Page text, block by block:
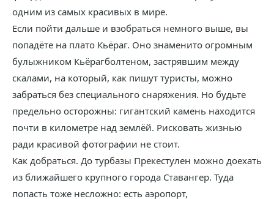
одним из самых красивых в мире.
Если пойти дальше и взобраться немного выше, вы
попадёте на плато Кьёраг. Оно знаменито огромным
булыжником Кьёрагболтеном, застрявшим между
скалами, на который, как пишут туристы, можно
забраться без специального снаряжения. Но будьте
предельно осторожны: гигантский камень находится
почти в километре над землёй. Рисковать жизнью
ради красивой фотографии не стоит.
Как добраться. До турбазы Прекестулен можно доехать
из ближайшего крупного города Ставангер. Туда
попасть тоже несложно: есть аэропорт,